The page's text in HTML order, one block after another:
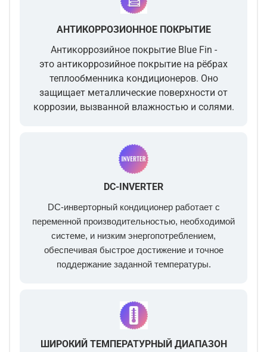
АНТИКОРРОЗИОННОЕ ПОКРЫТИЕ
Антикоррозийное покрытие Blue Fin -
это антикоррозийное покрытие на рёбрах
теплообменника кондиционеров. Оно
защищает металлические поверхности от
коррозии, вызванной влажностью и солями.
DC-INVERTER
DC-инверторный кондиционер работает с
переменной производительностью, необходимой
системе, и низким энергопотреблением,
обеспечивая быстрое достижение и точное
поддержание заданной температуры.
ШИРОКИЙ ТЕМПЕРАТУРНЫЙ ДИАПАЗОН